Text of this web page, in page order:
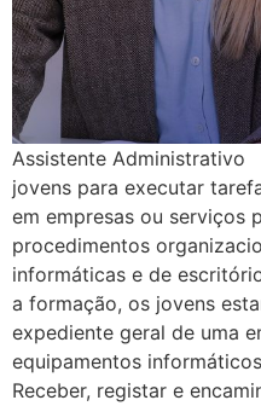
Assistente
jovens para executar
em empresas ou serviços
procedimentos
informáticas e de
a formação, os jovens
expediente geral de uma
equipamentos
Receber, registar e